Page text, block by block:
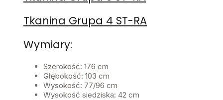
Tkanina Grupa 4 ST-RA
Wymiary:
Szerokość: 176 cm
Głębokość: 103 cm
Wysokość: 77/96 cm
Wysokość siedziska: 42 cm